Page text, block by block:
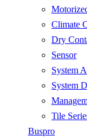
Climate
Dry
Sensor
System
System
Tile
Buspro